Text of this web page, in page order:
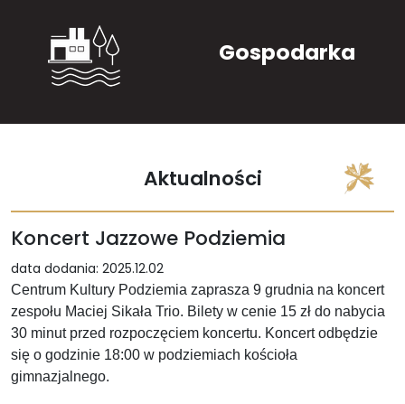
Gospodarka
Aktualności
Koncert Jazzowe Podziemia
data dodania: 2025.12.02
Centrum Kultury Podziemia zaprasza 9 grudnia na koncert
zespołu Maciej Sikała Trio. Bilety w cenie 15 zł do nabycia
30 minut przed rozpoczęciem koncertu. Koncert odbędzie
się o godzinie 18:00 w podziemiach kościoła
gimnazjalnego.